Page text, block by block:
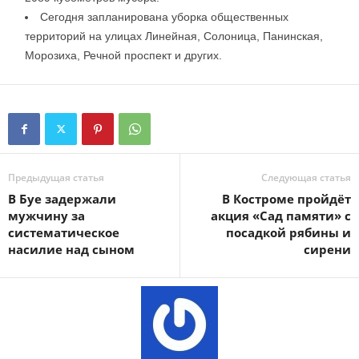
Сегодня запланирована уборка общественных
территорий на улицах Линейная, Солоница, Панинская,
Морозиха, Речной проспект и других.
Предыдущая статья
В Буе задержали
мужчину за
систематическое
насилие над сыном
Следующая статья
В Костроме пройдёт
акция «Сад памяти» с
посадкой рябины и
сирени